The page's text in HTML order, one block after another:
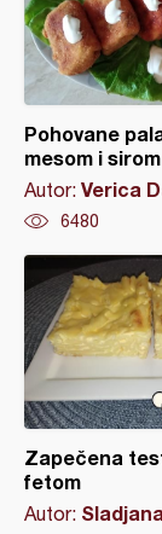
Pohovane
mesom i sirom
Autor: Verica
6480
Zapečena
fetom
Autor: